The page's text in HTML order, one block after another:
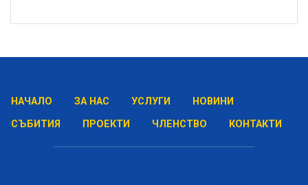
НАЧАЛО ЗА НАС УСЛУГИ
НОВИНИ
СЪБИТИЯ
ПРОЕКТИ ЧЛЕНСТВО КОНТАКТИ